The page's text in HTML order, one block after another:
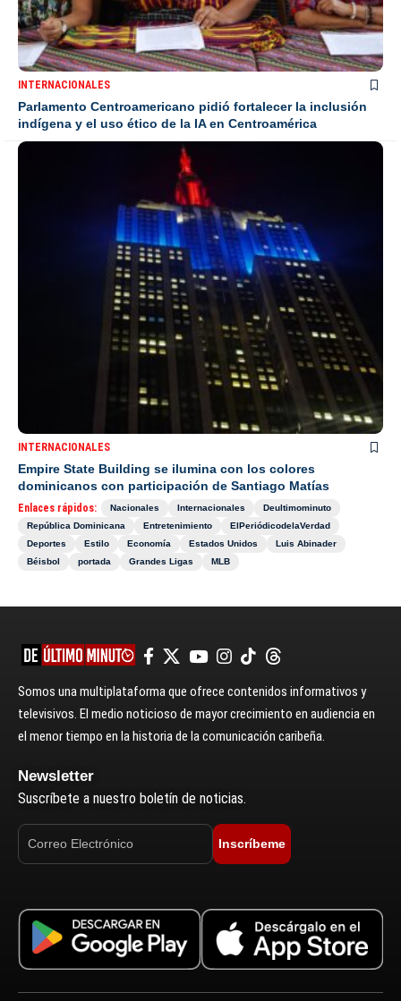
INTERNACIONALES
Parlamento Centroamericano pidió fortalecer la inclusión
indígena y el uso ético de la IA en Centroamérica
INTERNACIONALES
Empire State Building se ilumina con los colores
dominicanos con participación de Santiago Matías
Enlaces rápidos: Nacionales Internacionales
Deultimominuto
República Dominicana
Entretenimiento
ElPeriódicodelaVerdad
Deportes
Estilo Economía Estados Unidos
Luis Abinader
Béisbol
portada Grandes Ligas MLB
Somos una multiplataforma que ofrece contenidos informativos y
televisivos. El medio noticioso de mayor crecimiento en audiencia en
el menor tiempo en la historia de la comunicación caribeña.
Newsletter
Suscríbete a nuestro boletín de noticias.
Inscríbeme